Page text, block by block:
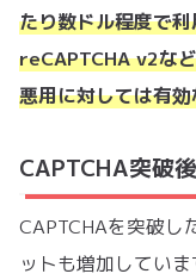
たり数ドル程度で
reCAPTCHA v2な
悪用に対しては有
CAPTCHA突破
CAPTCHAを突破し
ットも増加していま